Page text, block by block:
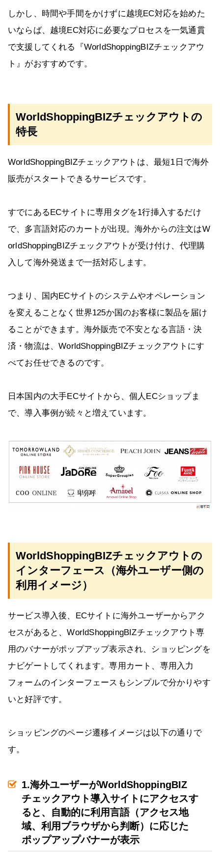
しかし、時間や手間をかけずに越境EC対応を始めた
いならば、越境EC対応に必要なプロセスを一気通貫
で支援してくれる『WorldShoppingBIZチェックアウ
ト』がおすすめです。
WorldShoppingBIZチェックアウトの
特長
WorldShoppingBIZチェックアウトは、最短1日で海外
販売がスタートできるサービスです。
すでにあるECサイトに専用タグを1行挿入するだけ
で、多言語対応のカートが出現。海外からの注文はW
orldShoppingBIZチェックアウトが受け付け、代理購
入して海外発送まで一括対応します。
つまり、国内ECサイトのシステムやオペレーション
を変えることなく世界125か国のお客様に製品を届け
ることができます。海外販売で不安となる言語・決
済・物流は、WorldShoppingBIZチェックアウトにす
べてお任せできるのです。
日本国内の大手ECサイトから、個人ECショップま
で、導入事例が続々と増えています。
WorldShoppingBIZチェックアウトの
インターフェース（海外ユーザー側の
利用イメージ）
サービス導入後、ECサイトに海外ユーザーからアク
セスがあると、WorldShoppingBIZチェックアウト専
用のバナーがポップアップ表示され、ショッピングを
ナビゲートしてくれます。専用カート、専用入力
フォームのインターフェースもシンプルで分かりやす
いと好評です。
ショッピングのページ遷移イメージは以下の通りで
す。
1.海外ユーザーがWorldShoppingBIZ
チェックアウト導入サイトにアクセスす
ると、自動的に利用言語（アクセス地
域、利用ブラウザから判断）に応じた
ポップアップバナーが表示